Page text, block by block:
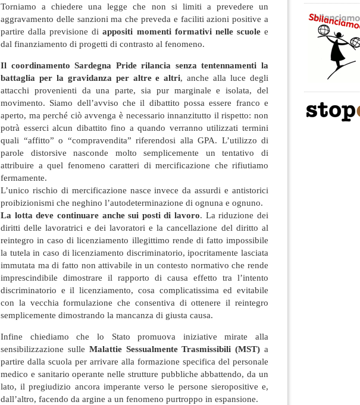
Torniamo a chiedere una legge che non si limiti a prevedere un
aggravamento delle sanzioni ma che preveda e faciliti azioni positive a
partire dalla previsione diappositi momenti formativi nelle scuolee
dal finanziamento di progetti di contrasto al fenomeno.
Il coordinamento Sardegna Pride rilancia senza tentennamenti la
battaglia per la gravidanza per altre e altri, anche alla luce degli
attacchi provenienti da una parte, sia pur marginale e isolata, del
movimento. Siamo dell’avviso che il dibattito possa essere franco e
aperto, ma perché ciò avvenga è necessario innanzitutto il rispetto: non
potrà esserci alcun dibattito fino a quando verranno utilizzati termini
quali “affitto” o “compravendita” riferendosi alla GPA. L’utilizzo di
parole distorsive nasconde molto semplicemente un tentativo di
attribuire a quel fenomeno caratteri di mercificazione che rifiutiamo
fermamente.
L’unico rischio di mercificazione nasce invece da assurdi e antistorici
proibizionismi che neghino l’autodeterminazione di ognuna e ognuno.
La lotta deve continuare anche sui posti di lavoro. La riduzione dei
diritti delle lavoratrici e dei lavoratori e la cancellazione del diritto al
reintegro in caso di licenziamento illegittimo rende di fatto impossibile
la tutela in caso di licenziamento discriminatorio, ipocritamente lasciata
immutata ma di fatto non attivabile in un contesto normativo che rende
imprescindibile dimostrare il rapporto di causa effetto tra l’intento
discriminatorio e il licenziamento, cosa complicatissima ed evitabile
con la vecchia formulazione che consentiva di ottenere il reintegro
semplicemente dimostrando la mancanza di giusta causa.
Infine chiediamo che lo Stato promuova iniziative mirate alla
sensibilizzazione sulle Malattie Sessualmente Trasmissibili (MST) a
partire dalla scuola per arrivare alla formazione specifica del personale
medico e sanitario operante nelle strutture pubbliche abbattendo, da un
lato, il pregiudizio ancora imperante verso le persone sieropositive e,
dall’altro, facendo da argine a un fenomeno purtroppo in espansione.